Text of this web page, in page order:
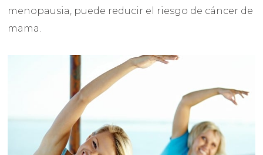
menopausia, puede reducir el riesgo de cáncer de
mama.